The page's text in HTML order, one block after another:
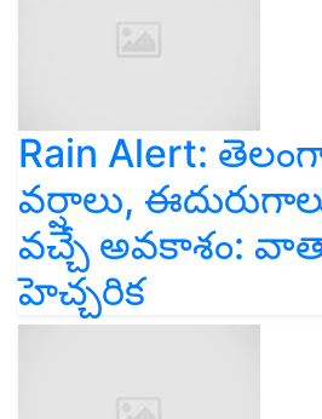
Rain Alert:
వర్షాలు,
వచ్చే అవకాశం:
హెచ్చరిక